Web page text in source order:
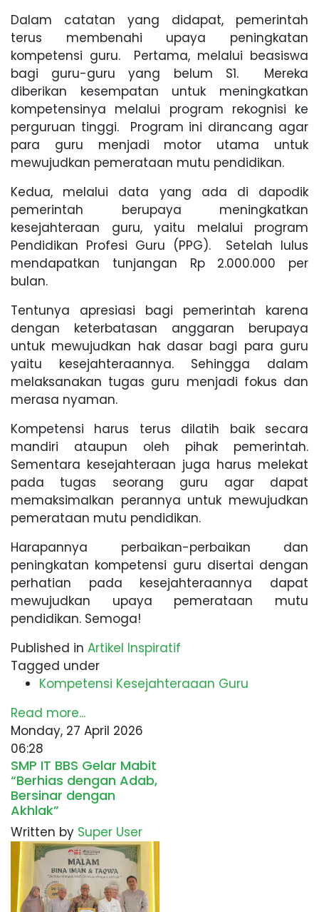
Dalam catatan yang didapat, pemerintah
terus membenahi upaya peningkatan
kompetensi guru. Pertama, melalui beasiswa
bagi guru-guru yang belum S1. Mereka
diberikan kesempatan untuk meningkatkan
kompetensinya melalui program rekognisi ke
perguruan tinggi. Program ini dirancang agar
para guru menjadi motor utama untuk
mewujudkan pemerataan mutu pendidikan.
Kedua, melalui data yang ada di dapodik
pemerintah berupaya meningkatkan
kesejahteraan guru, yaitu melalui program
Pendidikan Profesi Guru (PPG). Setelah lulus
mendapatkan tunjangan Rp 2.000.000 per
bulan.
Tentunya apresiasi bagi pemerintah karena
dengan keterbatasan anggaran berupaya
untuk mewujudkan hak dasar bagi para guru
yaitu kesejahteraannya. Sehingga dalam
melaksanakan tugas guru menjadi fokus dan
merasa nyaman.
Kompetensi harus terus dilatih baik secara
mandiri ataupun oleh pihak pemerintah.
Sementara kesejahteraan juga harus melekat
pada tugas seorang guru agar dapat
memaksimalkan perannya untuk mewujudkan
pemerataan mutu pendidikan.
Harapannya perbaikan-perbaikan dan
peningkatan kompetensi guru disertai dengan
perhatian pada kesejahteraannya dapat
mewujudkan upaya pemerataan mutu
pendidikan. Semoga!
Published in Artikel Inspiratif
Tagged under
Kompetensi Kesejahteraaan Guru
Read more...
Monday, 27 April 2026
06:28
SMP IT BBS Gelar Mabit
“Berhias dengan Adab,
Bersinar dengan
Akhlak”
Written by Super User